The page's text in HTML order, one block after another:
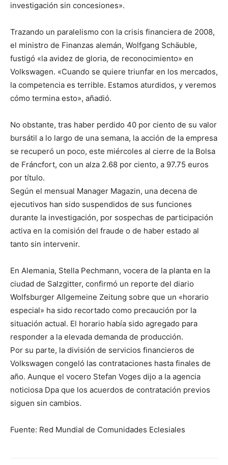
investigación sin concesiones».
Trazando un paralelismo con la crisis financiera de 2008,
el ministro de Finanzas alemán, Wolfgang Schäuble,
fustigó «la avidez de gloria, de reconocimiento» en
Volkswagen. «Cuando se quiere triunfar en los mercados,
la competencia es terrible. Estamos aturdidos, y veremos
cómo termina esto», añadió.
No obstante, tras haber perdido 40 por ciento de su valor
bursátil a lo largo de una semana, la acción de la empresa
se recuperó un poco, este miércoles al cierre de la Bolsa
de Fráncfort, con un alza 2.68 por ciento, a 97.75 euros
por título.
Según el mensual Manager Magazin, una decena de
ejecutivos han sido suspendidos de sus funciones
durante la investigación, por sospechas de participación
activa en la comisión del fraude o de haber estado al
tanto sin intervenir.
En Alemania, Stella Pechmann, vocera de la planta en la
ciudad de Salzgitter, confirmó un reporte del diario
Wolfsburger Allgemeine Zeitung sobre que un «horario
especial» ha sido recortado como precaución por la
situación actual. El horario había sido agregado para
responder a la elevada demanda de producción.
Por su parte, la división de servicios financieros de
Volkswagen congeló las contrataciones hasta finales de
año. Aunque el vocero Stefan Voges dijo a la agencia
noticiosa Dpa que los acuerdos de contratación previos
siguen sin cambios.
Fuente: Red Mundial de Comunidades Eclesiales